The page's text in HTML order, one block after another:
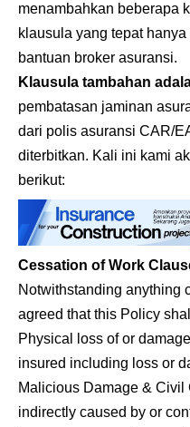
menambahkan beberapa
klausula yang tepat
bantuan broker asuransi.
Klausula tambahan
pembatasan jaminan
dari polis asuransi CAR/
diterbitkan. Kali ini kami
berikut:
Cessation of Work
Notwithstanding anything
agreed that this Policy
Physical loss of or
insured including loss or
Malicious Damage & Civil
indirectly caused by or